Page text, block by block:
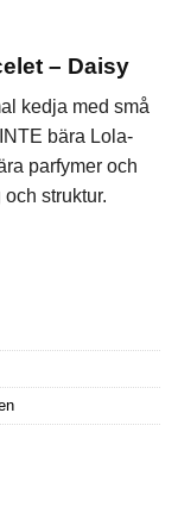
– Daisy
kedja med små
bära Lola-
parfymer och
struktur.